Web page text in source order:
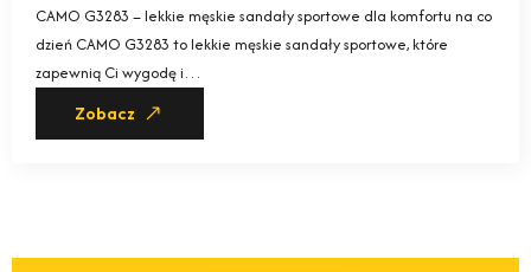
CAMO G3283 – lekkie męskie sandały sportowe dla komfortu na co
dzień CAMO G3283 to lekkie męskie sandały sportowe, które
zapewnią Ci wygodę i…
Zobacz